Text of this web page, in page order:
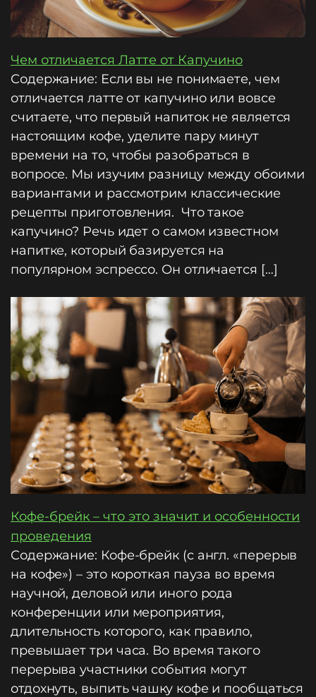
Чем отличается Латте от Капучино
Содержание: Если вы не понимаете, чем
отличается латте от капучино или вовсе
считаете, что первый напиток не является
настоящим кофе, уделите пару минут
времени на то, чтобы разобраться в
вопросе. Мы изучим разницу между обоими
вариантами и рассмотрим классические
рецепты приготовления. Что такое
капучино? Речь идет о самом известном
напитке, который базируется на
популярном эспрессо. Он отличается […]
Кофе-брейк – что это значит и особенности
проведения
Содержание: Кофе-брейк (с англ. «перерыв
на кофе») – это короткая пауза во время
научной, деловой или иного рода
конференции или мероприятия,
длительность которого, как правило,
превышает три часа. Во время такого
перерыва участники события могут
отдохнуть, выпить чашку кофе и пообщаться